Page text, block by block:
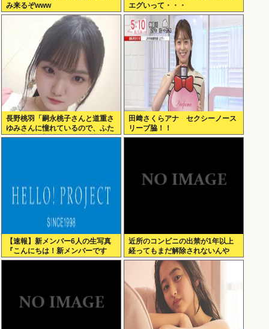
み来るぞwww
エグいって・・・
長野桃羽「嗣永桃子さんと道重さ
ゆみさんに憧れているので、ふた
りの憧れの部分をぎゅっと集めた
田﨑さくらアナ セクシーノース
リーブ脇！！
【速報】新メンバー6人の生写真
『こんにちは！新メンバーです
☆』
近所のコンビニの出禁が1年以上
経ってもまだ解除されないんや
が…